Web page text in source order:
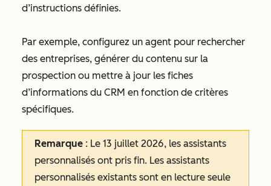
d’instructions définies.
Par exemple, configurez un agent pour rechercher
des entreprises, générer du contenu sur la
prospection ou mettre à jour les fiches
d’informations du CRM en fonction de critères
spécifiques.
Remarque : Le 13 juillet 2026, les assistants
personnalisés ont pris fin. Les assistants
personnalisés existants sont en lecture seule